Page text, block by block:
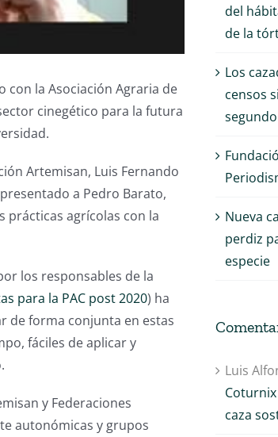
con la Asociación Agraria de
cinegético para la futura
Artemisan, Luis Fernando
a Pedro Barato,
prácticas agrícolas con la
los responsables de la
para la PAC post 2020) ha
de forma conjunta en estas
fáciles de aplicar y
y Federaciones
autonómicas y grupos
del
de la
Los
censos
segundo
Nueva
perdiz
especie
Luis
caza